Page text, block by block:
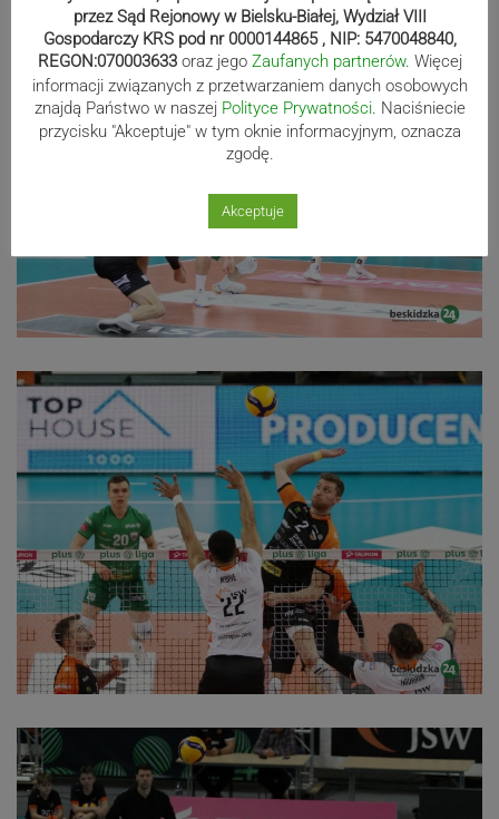
przez Sąd Rejonowy w Bielsku-Białej, Wydział VIII
Gospodarczy KRS pod nr 0000144865 , NIP: 5470048840,
REGON:070003633 oraz jego Zaufanych partnerów. Więcej
informacji związanych z przetwarzaniem danych osobowych
znajdą Państwo w naszej Polityce Prywatności. Naciśniecie
przycisku "Akceptuje" w tym oknie informacyjnym, oznacza
zgodę.
Akceptuje